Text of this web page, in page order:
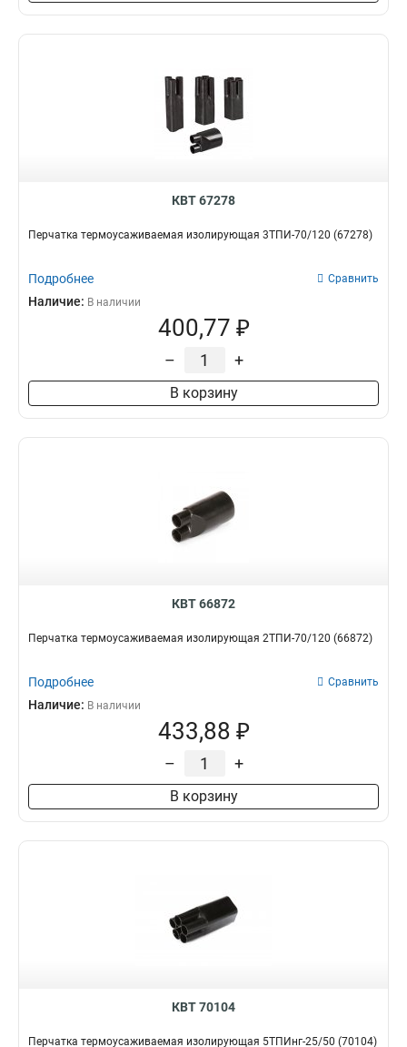
КВТ 67278
Перчатка термоусаживаемая изолирующая 3ТПИ-70/120 (67278)
Подробнее Сравнить
Наличие: В наличии
400,77 ₽
– +
В корзину
КВТ 66872
Перчатка термоусаживаемая изолирующая 2ТПИ-70/120 (66872)
Подробнее Сравнить
Наличие: В наличии
433,88 ₽
– +
В корзину
КВТ 70104
Перчатка термоусаживаемая изолирующая 5ТПИнг-25/50 (70104)